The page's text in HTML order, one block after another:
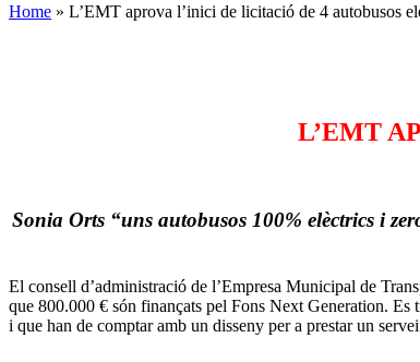
Home » L’EMT aprova l’inici de licitació de 4 autobusos
L’EMT
Sonia Orts “uns autobusos 100% elèctrics i
El consell d’administració de l’Empresa Municipal de
que 800.000 € són finançats pel Fons Next Generation.
i que han de comptar amb un disseny per a prestar un